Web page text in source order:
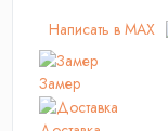
Написать в MAX
Замер